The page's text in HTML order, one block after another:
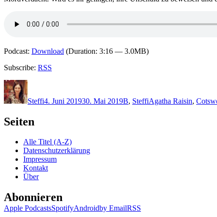
Podcast: Download (Duration: 3:16 — 3.0MB)
Subscribe: RSS
Autor
Steffi4. Juni 201930. Mai 2019B, SteffiAgatha Raisin,
Seiten
Alle Titel (A-Z)
Datenschutzerklärung
Impressum
Kontakt
Über
Abonnieren
Apple PodcastsSpotifyAndroidby EmailRSS